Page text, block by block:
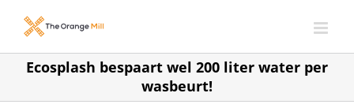
Ecosplash bespaart wel 200 liter water per
wasbeurt!